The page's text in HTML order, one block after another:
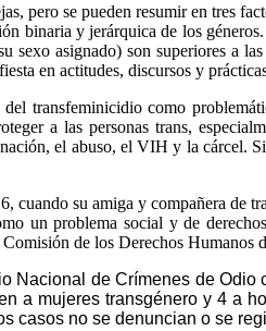
pero se pueden resumir en tres
binaria y jerárquica de los
sexo asignado) son superiores a
en actitudes, discursos y
transfeminicidio como
a las personas trans,
el abuso, el VIH y la cárcel.
cuando su amiga y compañera de
un problema social y de
de los Derechos Humanos
Nacional de Crímenes de
a mujeres transgénero y 4 a
casos no se denuncian o se